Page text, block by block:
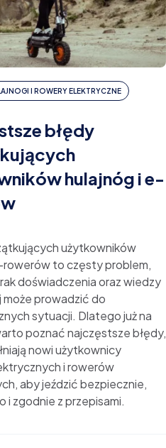
I ROWERY ELEKTRYCZNE
błędy
hulajnóg i e-
użytkowników
rowerów to częsty problem,
doświadczenia oraz wiedzy
prowadzić do
sytuacji. Dlatego już na
poznać najczęstsze błędy,
nowi użytkownicy
i rowerów
aby jeździć bezpiecznie,
i zgodnie z przepisami.